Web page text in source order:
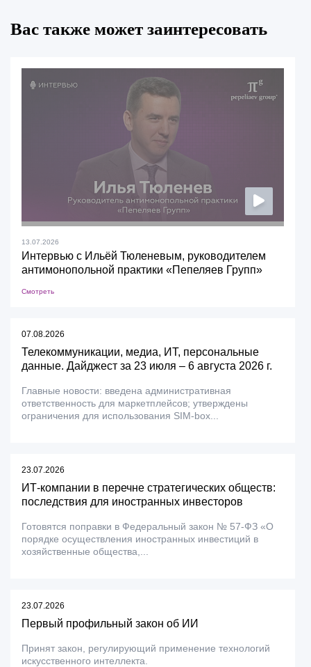
Вас также может заинтересовать
13.07.2026
Интервью с Ильёй Тюленевым, руководителем
антимонопольной практики «Пепеляев Групп»
Смотреть
07.08.2026
Телекоммуникации, медиа, ИТ, персональные
данные. Дайджест за 23 июля – 6 августа 2026 г.
Главные новости: введена административная
ответственность для маркетплейсов; утверждены
ограничения для использования SIM-box...
23.07.2026
ИТ-компании в перечне стратегических обществ:
последствия для иностранных инвесторов
Готовятся поправки в Федеральный закон № 57-ФЗ «О
порядке осуществления иностранных инвестиций в
хозяйственные общества,...
23.07.2026
Первый профильный закон об ИИ
Принят закон, регулирующий применение технологий
искусственного интеллекта.